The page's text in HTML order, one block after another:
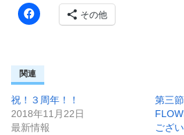
その他
関連
祝！３周年！！
2018年11月22日
最新情報
第三
ござ